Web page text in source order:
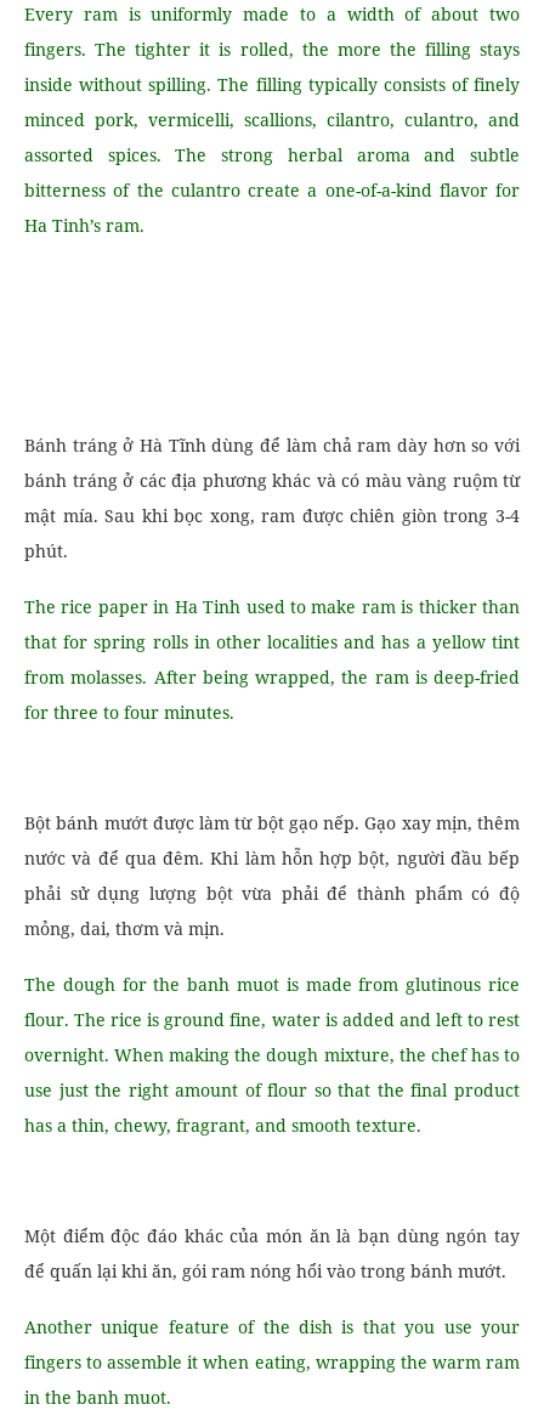
Every ram is uniformly made to a width of about two
fingers. The tighter it is rolled, the more the filling stays
inside without spilling. The filling typically consists of finely
minced pork, vermicelli, scallions, cilantro, culantro, and
assorted spices. The strong herbal aroma and subtle
bitterness of the culantro create a one-of-a-kind flavor for
Ha Tinh’s ram.
Bánh tráng ở Hà Tĩnh dùng để làm chả ram dày hơn so với
bánh tráng ở các địa phương khác và có màu vàng ruộm từ
mật mía. Sau khi bọc xong, ram được chiên giòn trong 3-4
phút.
The rice paper in Ha Tinh used to make ram is thicker than
that for spring rolls in other localities and has a yellow tint
from molasses. After being wrapped, the ram is deep-fried
for three to four minutes.
Bột bánh mướt được làm từ bột gạo nếp. Gạo xay mịn, thêm
nước và để qua đêm. Khi làm hỗn hợp bột, người đầu bếp
phải sử dụng lượng bột vừa phải để thành phẩm có độ
mỏng, dai, thơm và mịn.
The dough for the banh muot is made from glutinous rice
flour. The rice is ground fine, water is added and left to rest
overnight. When making the dough mixture, the chef has to
use just the right amount of flour so that the final product
has a thin, chewy, fragrant, and smooth texture.
Một điểm độc đáo khác của món ăn là bạn dùng ngón tay
để quấn lại khi ăn, gói ram nóng hổi vào trong bánh mướt.
Another unique feature of the dish is that you use your
fingers to assemble it when eating, wrapping the warm ram
in the banh muot.